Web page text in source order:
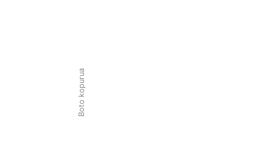
Boto kopurua